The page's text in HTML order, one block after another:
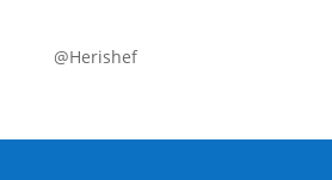
@Herishef